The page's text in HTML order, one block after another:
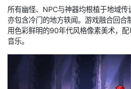
所有幽怪、NPC与神器均根植于地域传
亦包含冷门的地方轶闻。游戏融合回合
用色彩鲜明的90年代风格像素美术，配
音乐。